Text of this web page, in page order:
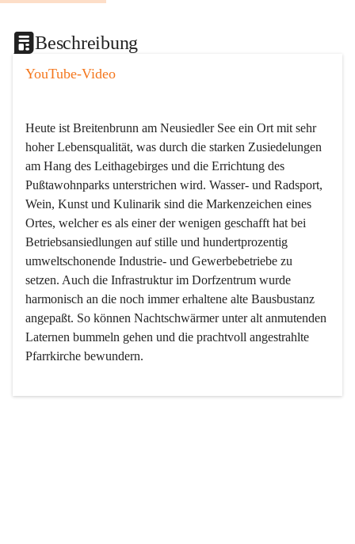
Beschreibung
YouTube-Video
Heute ist Breitenbrunn am Neusiedler See ein Ort mit sehr
hoher Lebensqualität, was durch die starken Zusiedelungen
am Hang des Leithagebirges und die Errichtung des
Pußtawohnparks unterstrichen wird. Wasser- und Radsport,
Wein, Kunst und Kulinarik sind die Markenzeichen eines
Ortes, welcher es als einer der wenigen geschafft hat bei
Betriebsansiedlungen auf stille und hundertprozentig
umweltschonende Industrie- und Gewerbebetriebe zu
setzen. Auch die Infrastruktur im Dorfzentrum wurde
harmonisch an die noch immer erhaltene alte Bausbustanz
angepaßt. So können Nachtschwärmer unter alt anmutenden
Laternen bummeln gehen und die prachtvoll angestrahlte
Pfarrkirche bewundern.
Der Weinbau dominert heute nicht mehr, ist aber integrativer